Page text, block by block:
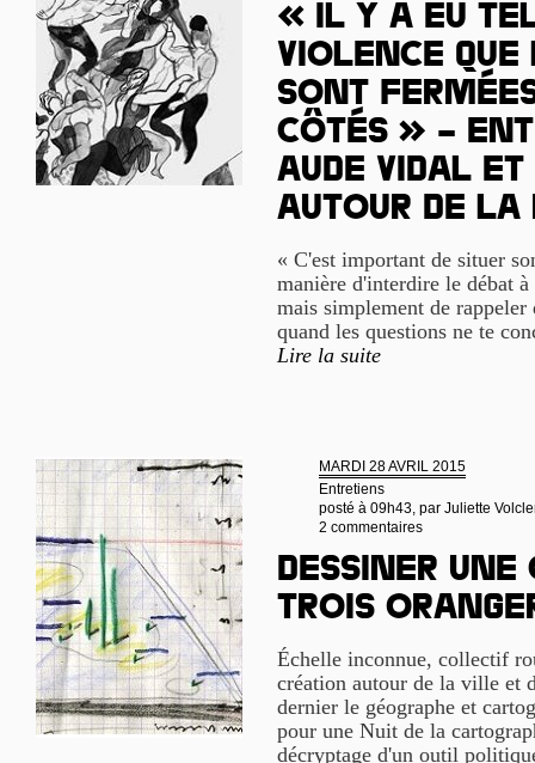
« Il y a eu
violence
sont
côtés » –
Aude Vidal et
autour de la
« C'est important de situer
manière d'interdire le débat
mais simplement de
quand les questions ne te
Lire la suite
MARDI 28 AVRIL 2015
Entretiens
posté à 09h43, par Juliette
2 commentaires
Dessiner
trois
Échelle inconnue, collectif
création autour de la ville et
dernier le géographe et
pour une Nuit de la
décryptage d'un outil